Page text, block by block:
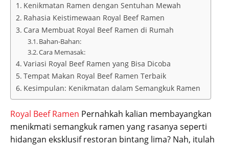
Kenikmatan Ramen dengan Sentuhan Mewah
Rahasia Keistimewaan Royal Beef Ramen
Cara Membuat Royal Beef Ramen di Rumah
Bahan-Bahan:
Cara Memasak:
Variasi Royal Beef Ramen yang Bisa Dicoba
Tempat Makan Royal Beef Ramen Terbaik
Kesimpulan: Kenikmatan dalam Semangkuk Ramen
Royal Beef Ramen Pernahkah kalian membayangkan
menikmati semangkuk ramen yang rasanya seperti
hidangan eksklusif restoran bintang lima? Nah, itulah